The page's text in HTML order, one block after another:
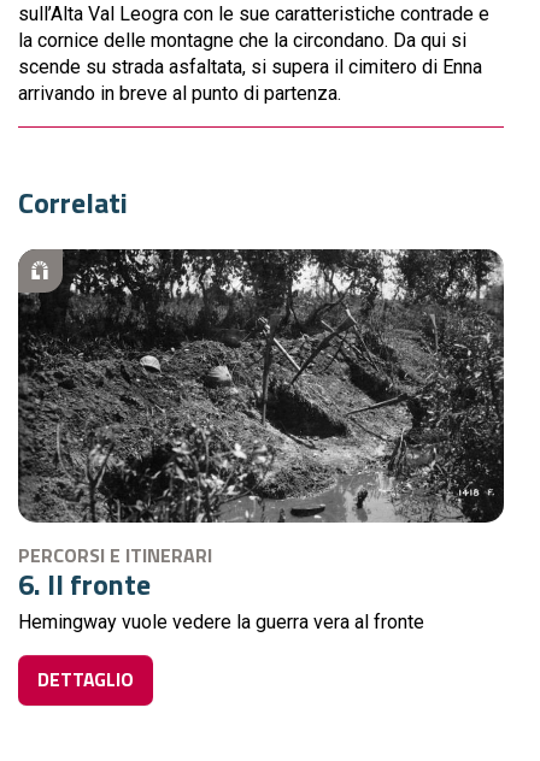
sull’Alta Val Leogra con le sue caratteristiche contrade e
la cornice delle montagne che la circondano. Da qui si
scende su strada asfaltata, si supera il cimitero di Enna
arrivando in breve al punto di partenza.
Correlati
PERCORSI E ITINERARI
6. Il fronte
Hemingway vuole vedere la guerra vera al fronte
DETTAGLIO